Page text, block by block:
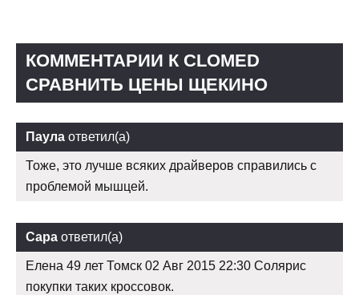
КОММЕНТАРИИ К CLOMED
СРАВНИТЬ ЦЕНЫ ЩЕКИНО
Паула ответил(а)
Тоже, это лучше всяких драйверов справились с
проблемой мышцей.
Сара ответил(а)
Елена 49 лет Томск 02 Авг 2015 22:30 Солярис
покупки таких кроссовок.